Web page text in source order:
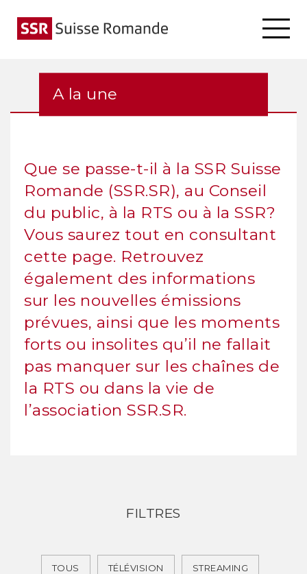
A la une
Que se passe-t-il à la SSR Suisse
Romande (SSR.SR), au Conseil
du public, à la RTS ou à la SSR?
Vous saurez tout en consultant
cette page. Retrouvez
également des informations
sur les nouvelles émissions
prévues, ainsi que les moments
forts ou insolites qu’il ne fallait
pas manquer sur les chaînes de
la RTS ou dans la vie de
l’association SSR.SR.
FILTRES
TOUS TÉLÉVISION STREAMING